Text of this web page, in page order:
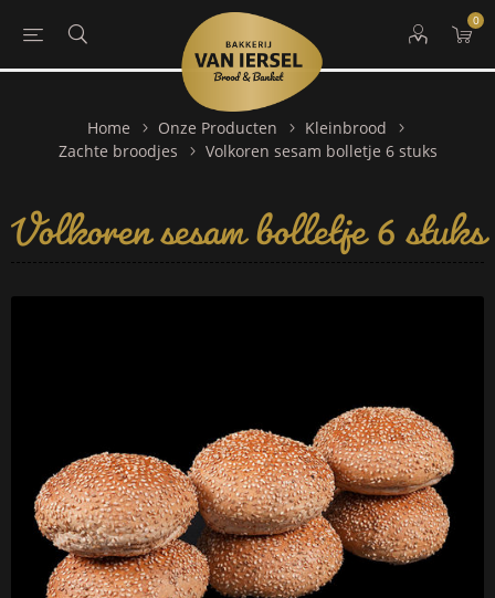
0
Home Onze Producten
Kleinbrood
Zachte broodjes
Volkoren sesam bolletje 6 stuks
Volkoren sesam bolletje 6 stuks